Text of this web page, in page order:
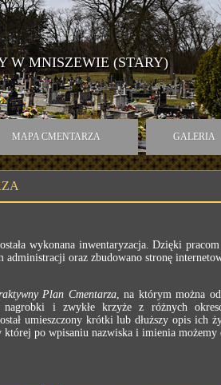
W MNISZEWIE (STARY)
MAPA CMENTARZA GALERIA
wykonana inwentaryzacja. Dzięki
administracji oraz zbudowano stronę
Plan Cmentarza, na którym można
nagrobki i zwykłe krzyże z różnych
umieszczony krótki lub dłuższy opis ich
po wpisaniu nazwiska i imienia możemy